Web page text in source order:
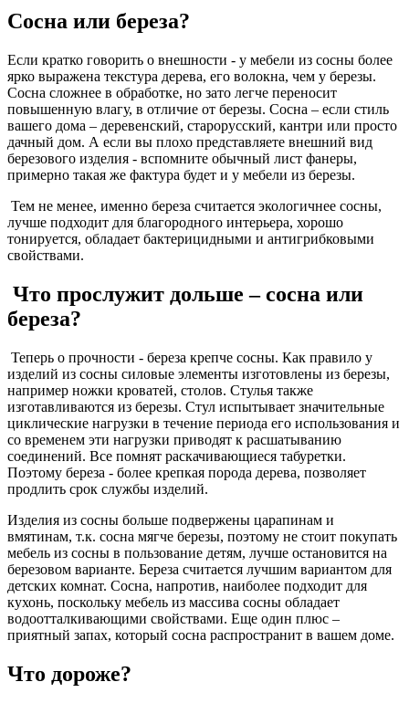
Сосна или береза?
Если кратко говорить о внешности - у мебели из сосны более
ярко выражена текстура дерева, его волокна, чем у березы.
Сосна сложнее в обработке, но зато легче переносит
повышенную влагу, в отличие от березы. Сосна – если стиль
вашего дома – деревенский, старорусский, кантри или просто
дачный дом. А если вы плохо представляете внешний вид
березового изделия - вспомните обычный лист фанеры,
примерно такая же фактура будет и у мебели из березы.
Тем не менее, именно береза считается экологичнее сосны,
лучше подходит для благородного интерьера, хорошо
тонируется, обладает бактерицидными и антигрибковыми
свойствами.
Что прослужит дольше – сосна или
береза?
Теперь о прочности - береза крепче сосны. Как правило у
изделий из сосны силовые элементы изготовлены из березы,
например ножки кроватей, столов. Стулья также
изготавливаются из березы. Стул испытывает значительные
циклические нагрузки в течение периода его использования и
со временем эти нагрузки приводят к расшатыванию
соединений. Все помнят раскачивающиеся табуретки.
Поэтому береза - более крепкая порода дерева, позволяет
продлить срок службы изделий.
Изделия из сосны больше подвержены царапинам и
вмятинам, т.к. сосна мягче березы, поэтому не стоит покупать
мебель из сосны в пользование детям, лучше остановится на
березовом варианте. Береза считается лучшим вариантом для
детских комнат. Сосна, напротив, наиболее подходит для
кухонь, поскольку мебель из массива сосны обладает
водоотталкивающими свойствами. Еще один плюс –
приятный запах, который сосна распространит в вашем доме.
Что дороже?